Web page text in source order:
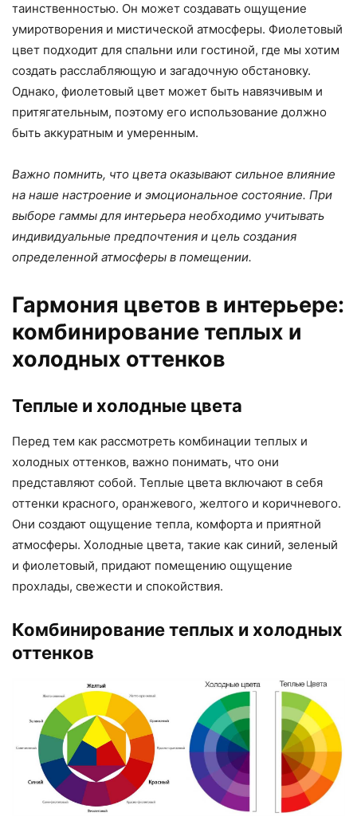
таинственностью. Он может создавать ощущение
умиротворения и мистической атмосферы. Фиолетовый
цвет подходит для спальни или гостиной, где мы хотим
создать расслабляющую и загадочную обстановку.
Однако, фиолетовый цвет может быть навязчивым и
притягательным, поэтому его использование должно
быть аккуратным и умеренным.
Важно помнить, что цвета оказывают сильное влияние
на наше настроение и эмоциональное состояние. При
выборе гаммы для интерьера необходимо учитывать
индивидуальные предпочтения и цель создания
определенной атмосферы в помещении.
Гармония цветов в интерьере:
комбинирование теплых и
холодных оттенков
Теплые и холодные цвета
Перед тем как рассмотреть комбинации теплых и
холодных оттенков, важно понимать, что они
представляют собой. Теплые цвета включают в себя
оттенки красного, оранжевого, желтого и коричневого.
Они создают ощущение тепла, комфорта и приятной
атмосферы. Холодные цвета, такие как синий, зеленый
и фиолетовый, придают помещению ощущение
прохлады, свежести и спокойствия.
Комбинирование теплых и холодных
оттенков